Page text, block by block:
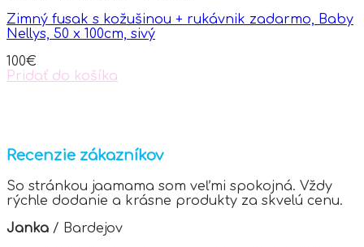
may
be
on
the
Zimný fusak s kožušinou + rukávnik zadarmo, Baby
Nellys, 50 x 100cm, sivý
100€
Pridať do košíka
Recenzie zákazníkov
So stránkou jaamama som veľmi spokojná. Vždy
rýchle dodanie a krásne produkty za skvelú cenu.
Janka / Bardejov